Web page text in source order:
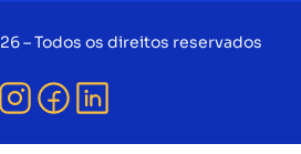
– Todos os direitos reservados